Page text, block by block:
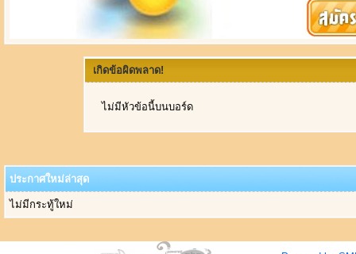
เกิดข้อผิดพลาด!
ไม่มีหัวข้อนี้บนบอร์ด
ประกาศใหม่ล่าสุด
ไม่มีกระทู้ใหม่